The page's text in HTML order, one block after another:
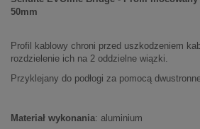
50mm
Profil kablowy chroni przed uszkodzeniem
rozdzielenie ich na 2 oddzielne wiązki.
Przyklejany do podłogi za pomocą
Materiał wykonania: aluminium